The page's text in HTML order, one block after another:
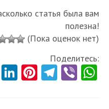
статья была вам
полезна!
(Пока оценок нет)
Поделитесь:
T Li Pi Te Vi